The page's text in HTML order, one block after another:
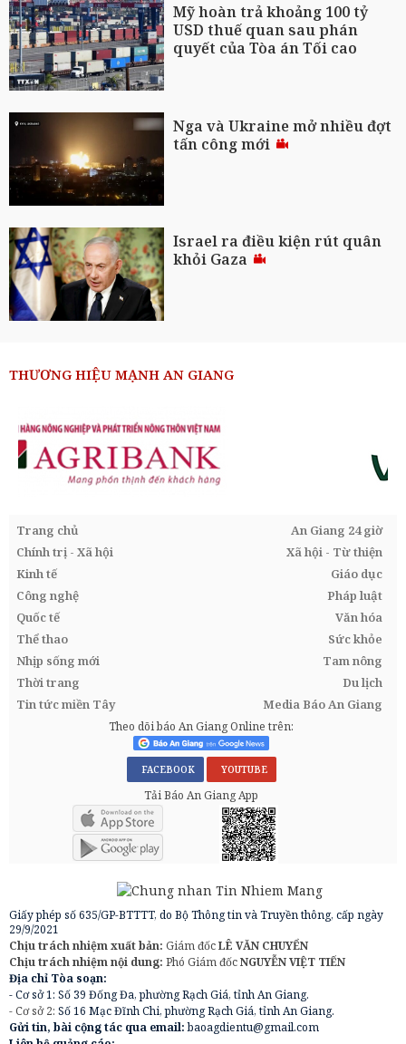
Mỹ hoàn trả khoảng 100 tỷ
USD thuế quan sau phán
quyết của Tòa án Tối cao
Nga và Ukraine mở nhiều đợt
tấn công mới
Israel ra điều kiện rút quân
khỏi Gaza
THƯƠNG HIỆU MẠNH AN GIANG
Trang chủ
An Giang 24 giờ
Chính trị - Xã hội
Xã hội - Từ thiện
Kinh tế
Giáo dục
Công nghệ
Pháp luật
Quốc tế
Văn hóa
Thể thao
Sức khỏe
Nhịp sống mới
Tam nông
Thời trang
Du lịch
Tin tức miền Tây
Media Báo An Giang
Theo dõi báo An Giang Online trên:
FACEBOOK YOUTUBE
Tải Báo An Giang App
Giấy phép số 635/GP-BTTTT, do Bộ Thông tin và Truyền thông, cấp ngày
29/9/2021
Chịu trách nhiệm xuất bản: Giám đốcLÊ VĂN CHUYỂN
Chịu trách nhiệm nội dung: Phó Giám đốcNGUYỄN VIỆT TIẾN
Địa chỉ Tòa soạn:
- Cơ sở 1: Số 39 Đống Đa, phường Rạch Giá, tỉnh An Giang.
- Cơ sở 2: Số 16 Mạc Đĩnh Chi, phường Rạch Giá, tỉnh An Giang.
Gửi tin, bài cộng tác qua email:baoagdientu@gmail.com